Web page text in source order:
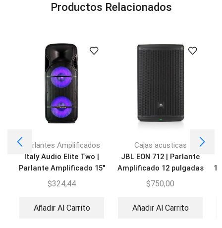
Productos Relacionados
Parlantes Amplificados
Italy Audio Elite Two |
Parlante Amplificado 15″
$324,44
Añadir Al Carrito
Cajas acusticas
JBL EON 712 | Parlante
Amplificado 12 pulgadas
BT
$750,00
Añadir Al Carrito